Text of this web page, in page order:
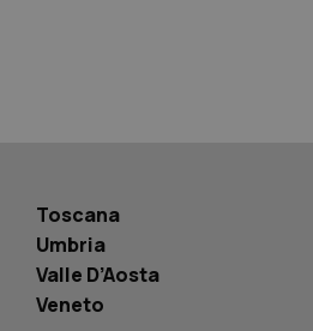
Toscana
Umbria
Valle D’Aosta
Veneto